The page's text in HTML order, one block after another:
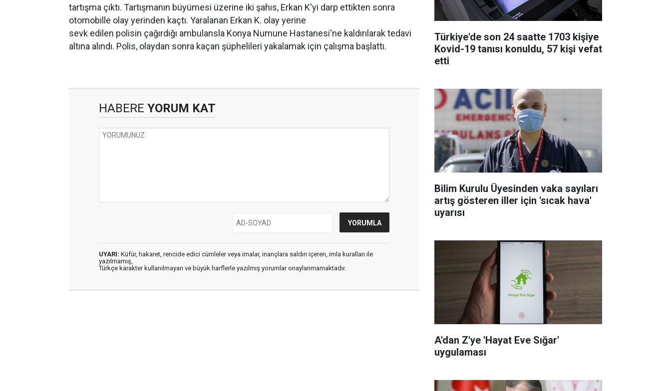
tartışma çıktı. Tartışmanın büyümesi üzerine iki şahıs, Erkan K'yi darp ettikten sonra
otomobille olay yerinden kaçtı. Yaralanan Erkan K. olay yerine
sevk edilen polisin çağırdığı ambulansla Konya Numune Hastanesi'ne kaldırılarak tedavi
altına alındı. Polis, olaydan sonra kaçan şüphelileri yakalamak için çalışma başlattı.
HABERE YORUM KAT
UYARI: Küfür, hakaret, rencide edici cümleler veya imalar, inançlara saldırı içeren, imla kuralları ile
yazılmamış,
Türkçe karakter kullanılmayan ve büyük harflerle yazılmış yorumlar onaylanmamaktadır.
Türkiye'de son 24 saatte 1703 kişiye
Kovid-19 tanısı konuldu, 57 kişi vefat
etti
Bilim Kurulu Üyesinden vaka sayıları
artış gösteren iller için 'sıcak hava'
uyarısı
A'dan Z'ye 'Hayat Eve Sığar'
uygulaması